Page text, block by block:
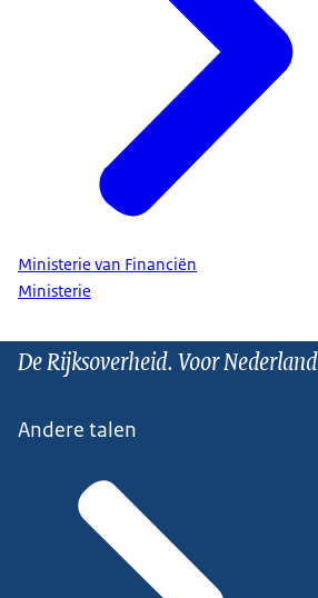
Ministerie van Financiën
Ministerie
De Rijksoverheid. Voor Nederland
Andere talen